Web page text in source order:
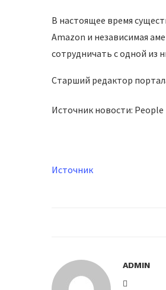
В настоящее время
Amazon и независимая
сотрудничать с одной из
Старший редактор
Источник новости: People
Источник
ADMIN